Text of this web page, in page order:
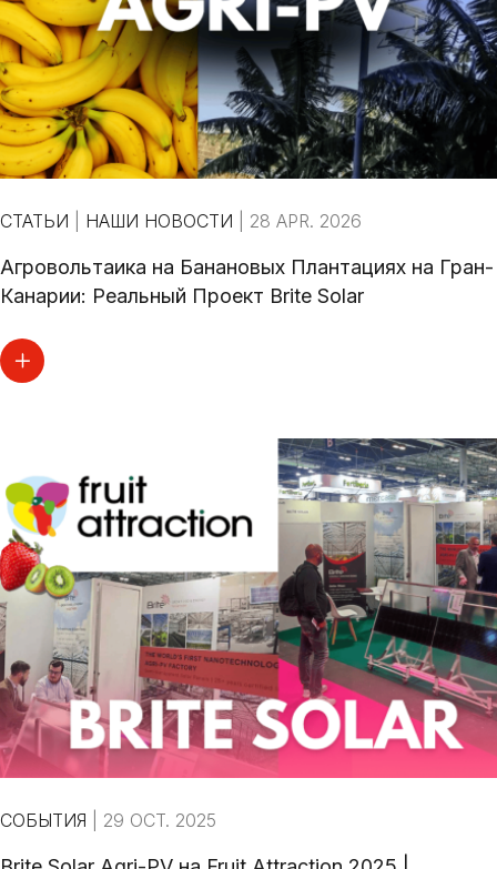
СТАТЬИ НАШИ НОВОСТИ 28 APR. 2026
Агровольтаика на Банановых Плантациях на Гран-
Канарии: Реальный Проект Brite Solar
СОБЫТИЯ 29 OCT. 2025